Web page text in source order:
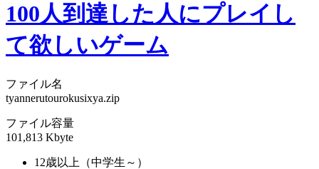
100人到達した人にプレイし
て欲しいゲーム
ファイル名
tyannerutourokusixya.zip
ファイル容量
101,813 Kbyte
12歳以上（中学生～）